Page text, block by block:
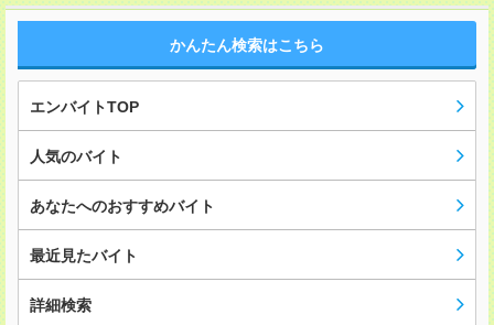
かんたん検索はこちら
エンバイトTOP
人気のバイト
あなたへのおすすめバイト
最近見たバイト
詳細検索